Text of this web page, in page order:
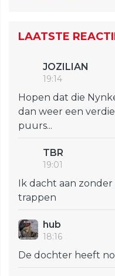
LAATSTE
JOZILIAN
19:14
Hopen dat die
dan weer een
puurs...
TBR
19:01
Ik dacht aan
trappen
hub
18:16
De dochter heeft